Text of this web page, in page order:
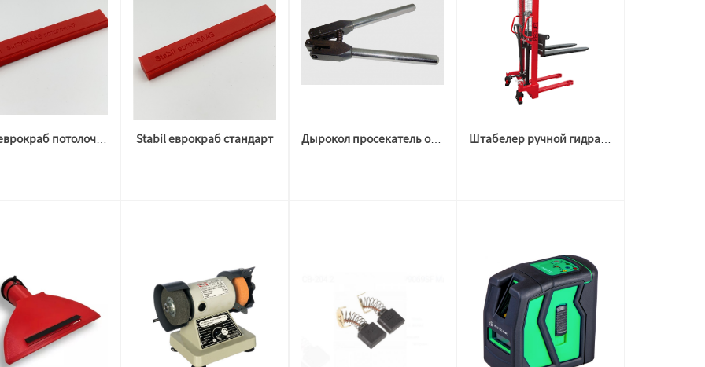
Stabil еврокраб стандарт Дырокол просекатель отверстие 5.8мм (для AL профиля)